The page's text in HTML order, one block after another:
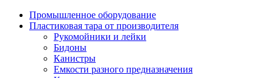
Промышленное оборудование
Пластиковая тара от производителя
Рукомойники и лейки
Бидоны
Канистры
Емкости разного предназначения